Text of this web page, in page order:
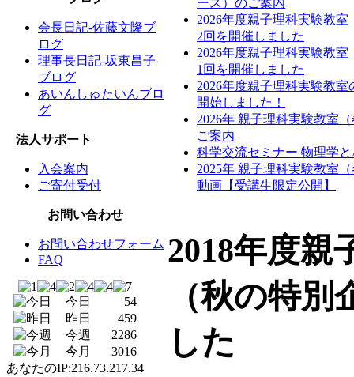
会長日記-佐藤文隆ブ
ログ
理事長日記-坂東昌子
ブログ
あいんしゅたいんブロ
グ
法人サポート
入会案内
ご寄付受付
お問い合わせ
お問い合わせフォーム
FAQ
今日
54
昨日
459
今週
2286
今月
3016
あなたのIP:216.73.217.34
ース）のご案内
2026年度親子理科実験教室
2回を開催しました
2026年度親子理科実験教室
1回を開催しました
2026年度親子理科実験教室
開始しました！
2026年 親子理科実験教室
ご案内
科学交流セミナー 物理学
2025年 親子理科実験教室
動画【受講生限定公開】
2018年度親
（秋の特
した